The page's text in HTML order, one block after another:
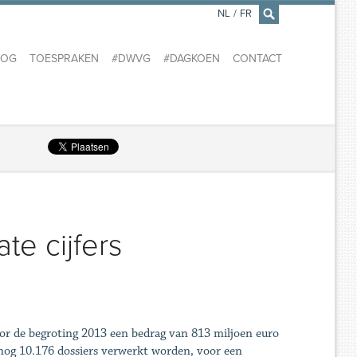
×
TOESPRAKEN #DWVG #DAGKOEN CONTACT
NL / FR
cijfers
de begroting 2013 een bedrag van 813 miljoen euro
10.176 dossiers verwerkt worden, voor een